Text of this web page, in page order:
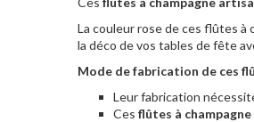
La couleur rose de ces flûtes
la déco de vos tables de fête
Mode de fabrication de ces
Leur fabrication
Ces flûtes à champagne